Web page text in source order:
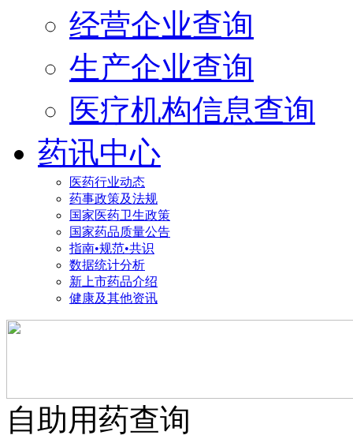
经营企业查询
生产企业查询
医疗机构信息查询
药讯中心
医药行业动态
药事政策及法规
国家医药卫生政策
国家药品质量公告
指南•规范•共识
数据统计分析
新上市药品介绍
健康及其他资讯
自助用药查询